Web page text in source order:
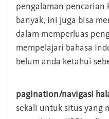
pengalaman pencarian
banyak, ini juga bisa
dalam memperluas
mempelajari bahasa
belum anda ketahui
pagination/navigasi
sekali untuk situs yang